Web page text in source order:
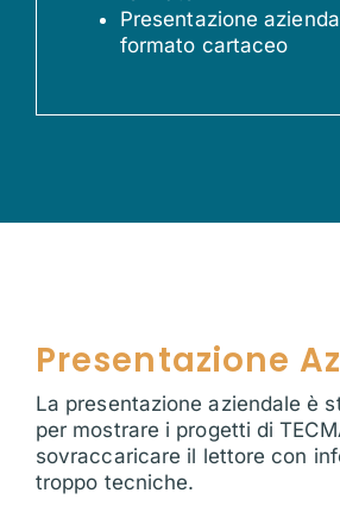
Presentazione
formato cartaceo
Presentazione
La presentazione aziendale è
per mostrare i progetti di
sovraccaricare il lettore con
troppo tecniche.